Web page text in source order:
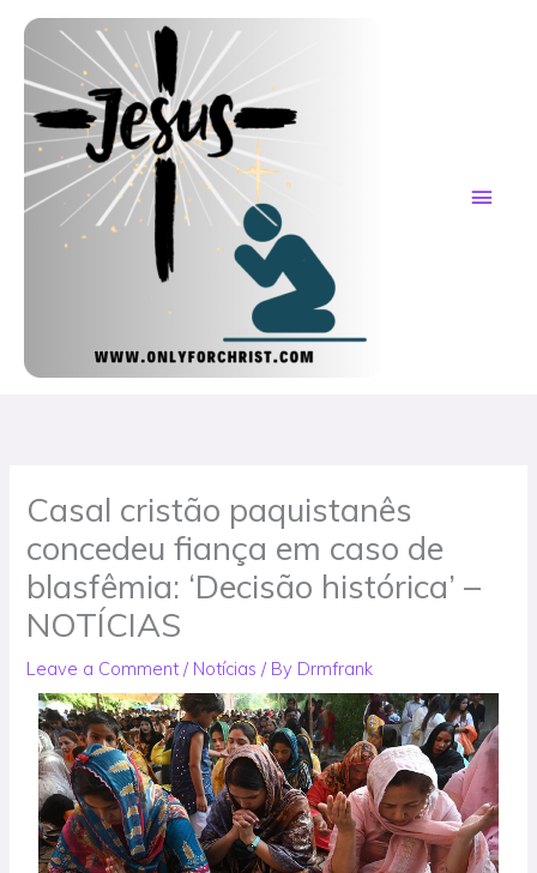
content
Casal cristão paquistanês
concedeu fiança em caso de
blasfêmia: ‘Decisão histórica’ –
NOTÍCIAS
Leave a Comment / Notícias / By Drmfrank